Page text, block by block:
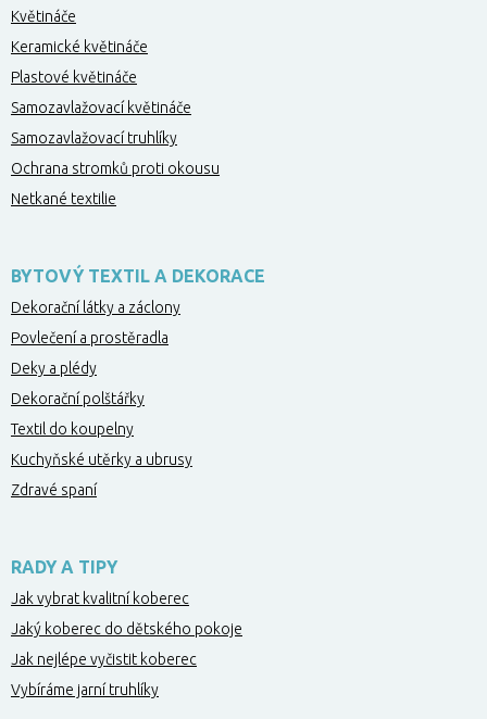
Květináče
Keramické květináče
Plastové květináče
Samozavlažovací květináče
Samozavlažovací truhlíky
Ochrana stromků proti okousu
Netkané textilie
BYTOVÝ TEXTIL A DEKORACE
Dekorační látky a záclony
Povlečení a prostěradla
Deky a plédy
Dekorační polštářky
Textil do koupelny
Kuchyňské utěrky a ubrusy
Zdravé spaní
RADY A TIPY
Jak vybrat kvalitní koberec
Jaký koberec do dětského pokoje
Jak nejlépe vyčistit koberec
Vybíráme jarní truhlíky